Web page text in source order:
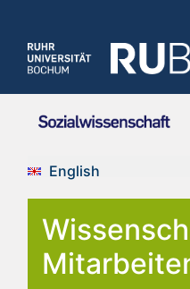
English